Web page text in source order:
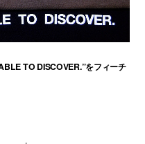
TO DISCOVER.”をフィーチ